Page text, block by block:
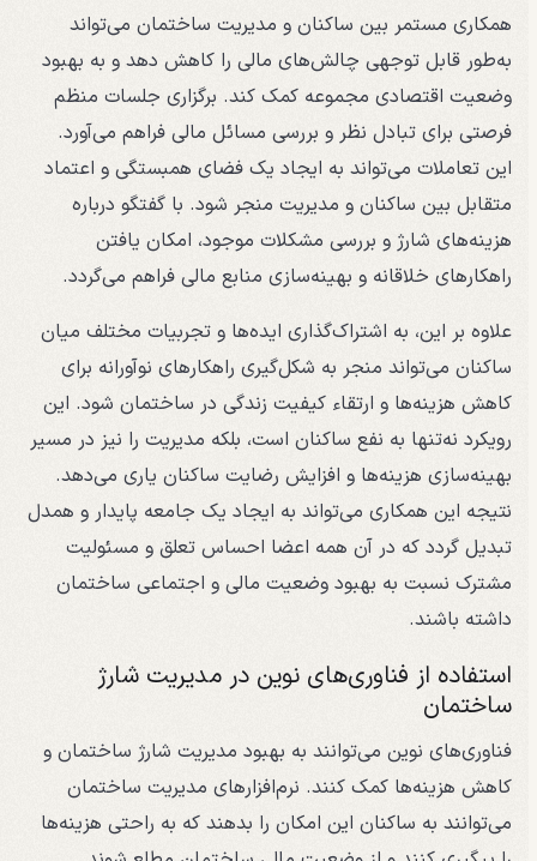
همکاری مستمر بین ساکنان و مدیریت ساختمان می‌تواند
به‌طور قابل توجهی چالش‌های مالی را کاهش دهد و به بهبود
وضعیت اقتصادی مجموعه کمک کند. برگزاری جلسات منظم
فرصتی برای تبادل نظر و بررسی مسائل مالی فراهم می‌آورد.
این تعاملات می‌تواند به ایجاد یک فضای همبستگی و اعتماد
متقابل بین ساکنان و مدیریت منجر شود. با گفتگو درباره
هزینه‌های شارژ و بررسی مشکلات موجود، امکان یافتن
راهکارهای خلاقانه و بهینه‌سازی منابع مالی فراهم می‌گردد.
علاوه بر این، به اشتراک‌گذاری ایده‌ها و تجربیات مختلف میان
ساکنان می‌تواند منجر به شکل‌گیری راهکارهای نوآورانه برای
کاهش هزینه‌ها و ارتقاء کیفیت زندگی در ساختمان شود. این
رویکرد نه‌تنها به نفع ساکنان است، بلکه مدیریت را نیز در مسیر
بهینه‌سازی هزینه‌ها و افزایش رضایت ساکنان یاری می‌دهد.
نتیجه این همکاری می‌تواند به ایجاد یک جامعه پایدار و همدل
تبدیل گردد که در آن همه اعضا احساس تعلق و مسئولیت
مشترک نسبت به بهبود وضعیت مالی و اجتماعی ساختمان
داشته باشند.
استفاده از فناوری‌های نوین در مدیریت شارژ
ساختمان
فناوری‌های نوین می‌توانند به بهبود مدیریت شارژ ساختمان و
کاهش هزینه‌ها کمک کنند. نرم‌افزارهای مدیریت ساختمان
می‌توانند به ساکنان این امکان را بدهند که به راحتی هزینه‌ها